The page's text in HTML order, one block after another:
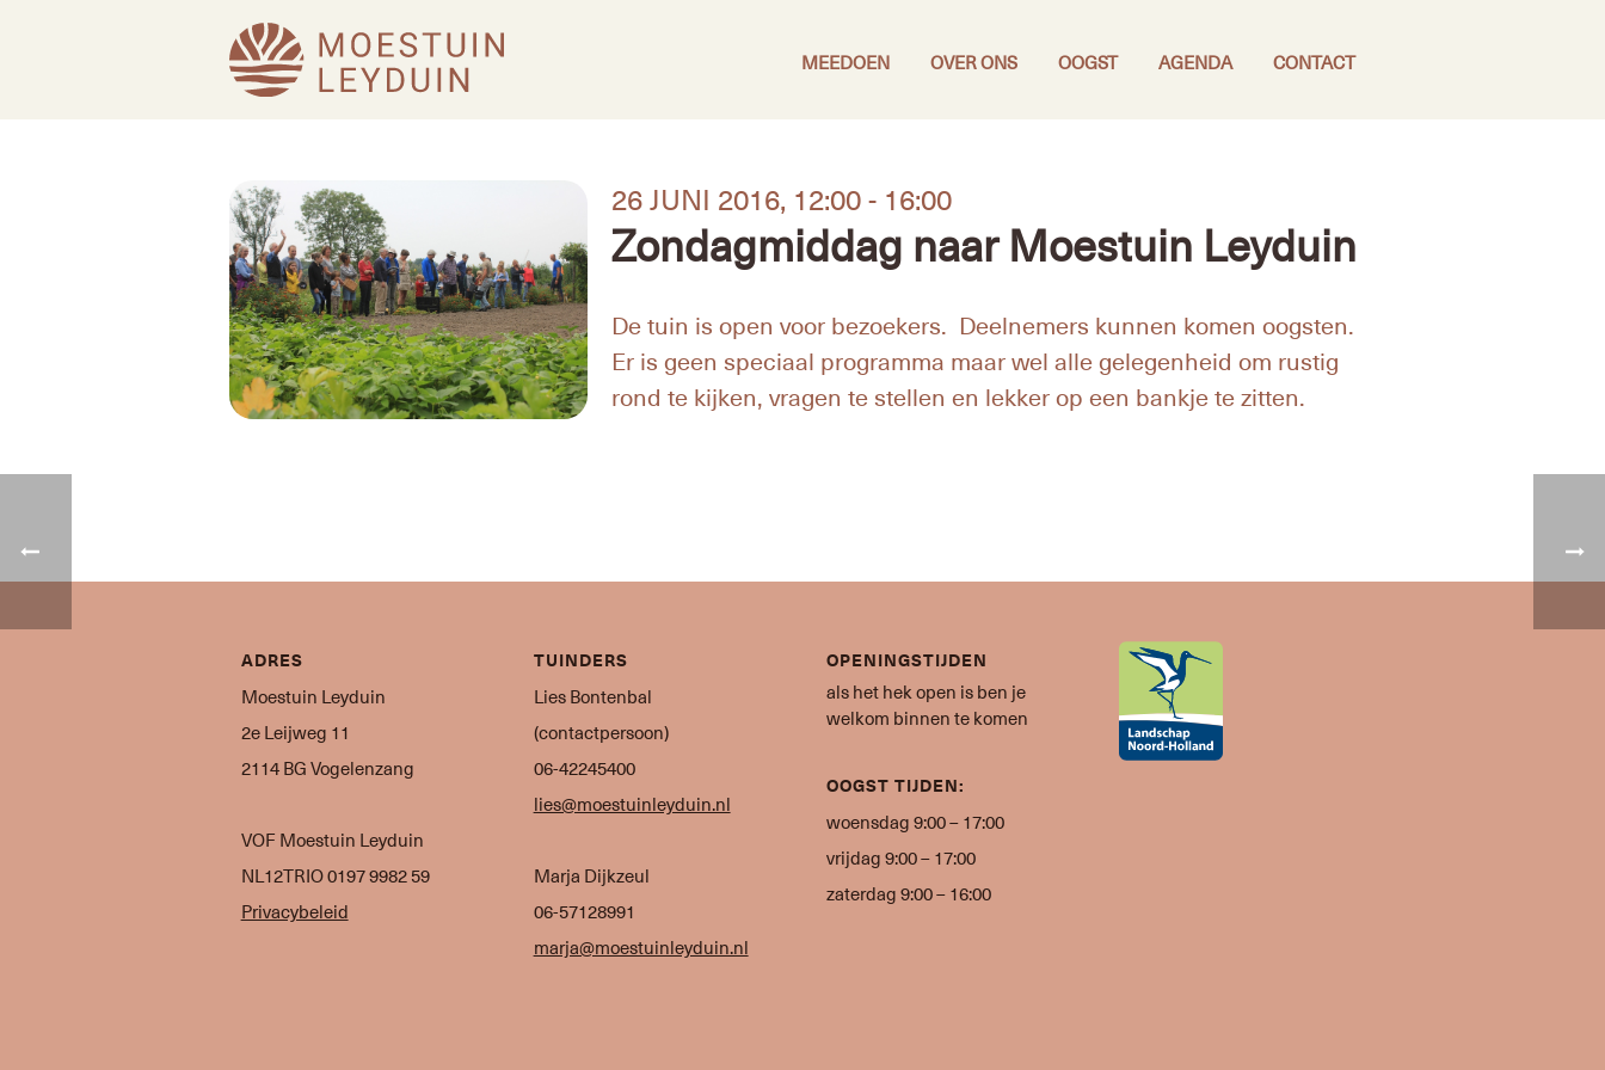
MEEDOEN OVER ONS OOGST AGENDA CONTACT
26 JUNI 2016, 12:00 - 16:00
Zondagmiddag naar Moestuin Leyduin
De tuin is open voor bezoekers. Deelnemers kunnen komen oogsten.
Er is geen speciaal programma maar wel alle gelegenheid om rustig
rond te kijken, vragen te stellen en lekker op een bankje te zitten.
ADRES
Moestuin Leyduin
2e Leijweg 11
2114 BG Vogelenzang
VOF Moestuin Leyduin
NL12TRIO 0197 9982 59
Privacybeleid
TUINDERS
Lies Bontenbal
(contactpersoon)
06-42245400
lies@moestuinleyduin.nl
Marja Dijkzeul
06-57128991
marja@moestuinleyduin.nl
OPENINGSTIJDEN
als het hek open is ben je
welkom binnen te komen
OOGST TIJDEN:
woensdag 9:00 – 17:00
vrijdag 9:00 – 17:00
zaterdag 9:00 – 16:00